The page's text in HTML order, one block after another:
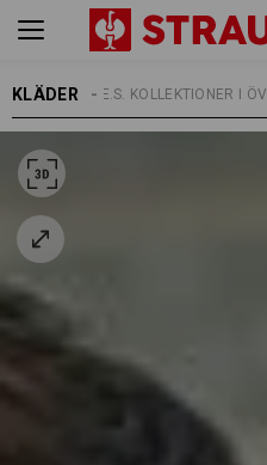
KLÄDER E.S. KOLLEKTIONER I
TEMAN